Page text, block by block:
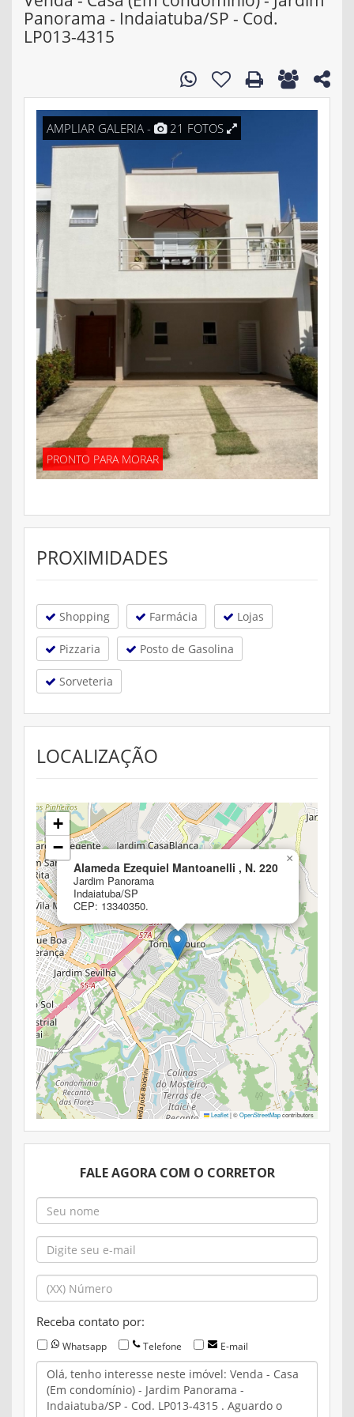
Panorama - Indaiatuba/SP - Cod.
LP013-4315
AMPLIAR GALERIA - 21 FOTOS
PRONTO PARA MORAR
PROXIMIDADES
Shopping Farmácia Lojas
Pizzaria Posto de Gasolina
Sorveteria
LOCALIZAÇÃO
Alameda Ezequiel Mantoanelli , N. 220
Jardim Panorama
Indaiatuba/SP
CEP: 13340350.
×
+
−
Leaflet|©OpenStreetMapcontributors
FALE AGORA COM O CORRETOR
Receba contato por:
Whatsapp Telefone E-mail